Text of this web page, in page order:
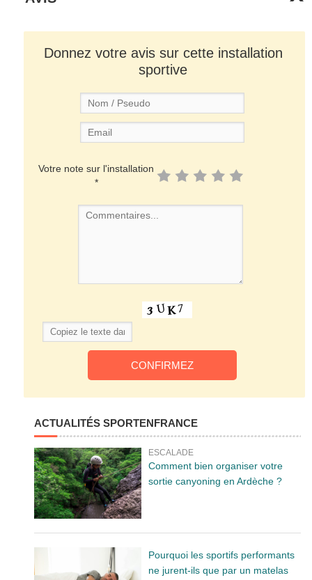
Donnez votre avis sur cette installation
sportive
Votre note sur l'installation
*
ACTUALITÉS SPORTENFRANCE
ESCALADE
Comment bien organiser votre
sortie canyoning en Ardèche ?
Pourquoi les sportifs performants
ne jurent-ils que par un matelas